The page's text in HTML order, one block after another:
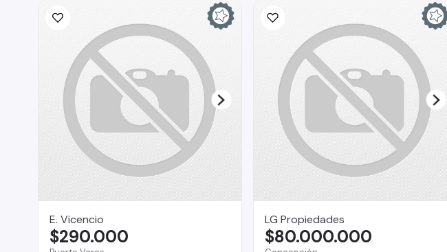
E. Vicencio
$290.000
LG Propiedades
$80.000.000